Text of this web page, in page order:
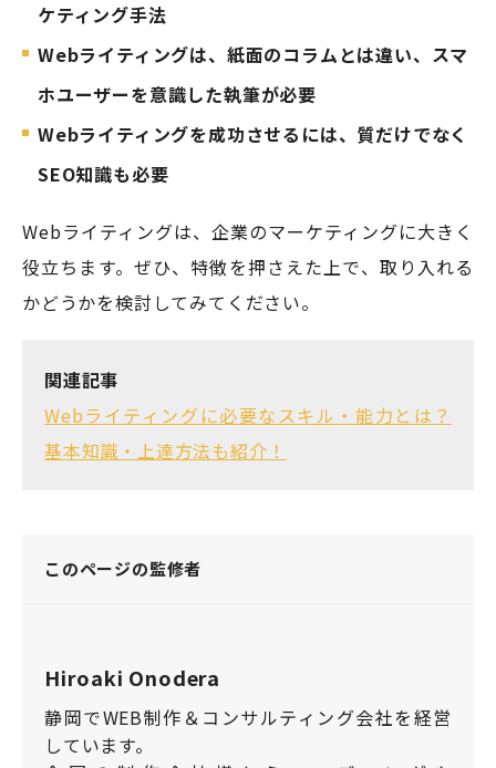
ケティング手法
Webライティングは、紙面のコラムとは違い、スマ
ホユーザーを意識した執筆が必要
Webライティングを成功させるには、質だけでなく
SEO知識も必要
Webライティングは、企業のマーケティングに大きく
役立ちます。ぜひ、特徴を押さえた上で、取り入れる
かどうかを検討してみてください。
関連記事
Webライティングに必要なスキル・能力とは？
基本知識・上達方法も紹介！
このページの監修者
Hiroaki Onodera
静岡でWEB制作＆コンサルティング会社を経営
しています。